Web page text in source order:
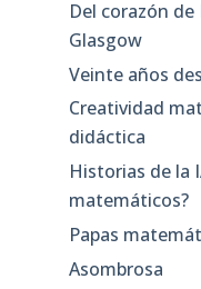
Del corazón
Glasgow
Veinte años
Creatividad
didáctica
Historias de la
matemáticos?
Papas
Asombrosa